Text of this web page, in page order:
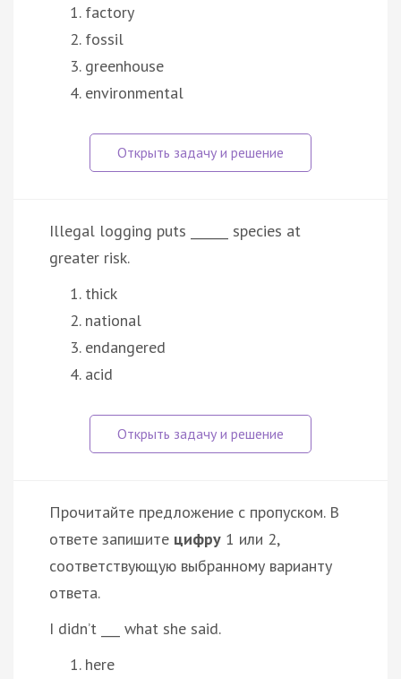
factory
fossil
greenhouse
environmental
Illegal logging puts ______ species at
greater risk.
thick
national
endangered
acid
Прочитайте предложение с пропуском. В
ответе запишите цифру 1 или 2,
соответствующую выбранному варианту
ответа.
I didn’t ___ what she said.
here